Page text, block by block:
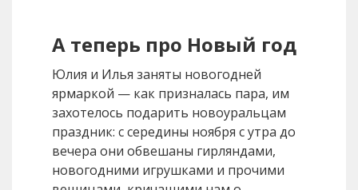
А теперь про Новый год
Юлия и Илья заняты новогодней
ярмаркой — как призналась пара, им
захотелось подарить новоуральцам
праздник: с середины ноября с утра до
вечера они обвешаны гирляндами,
новогодними игрушками и прочими